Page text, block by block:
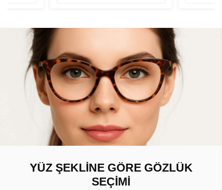
YÜZ ŞEKLİNE GÖRE GÖZLÜK
SEÇİMİ